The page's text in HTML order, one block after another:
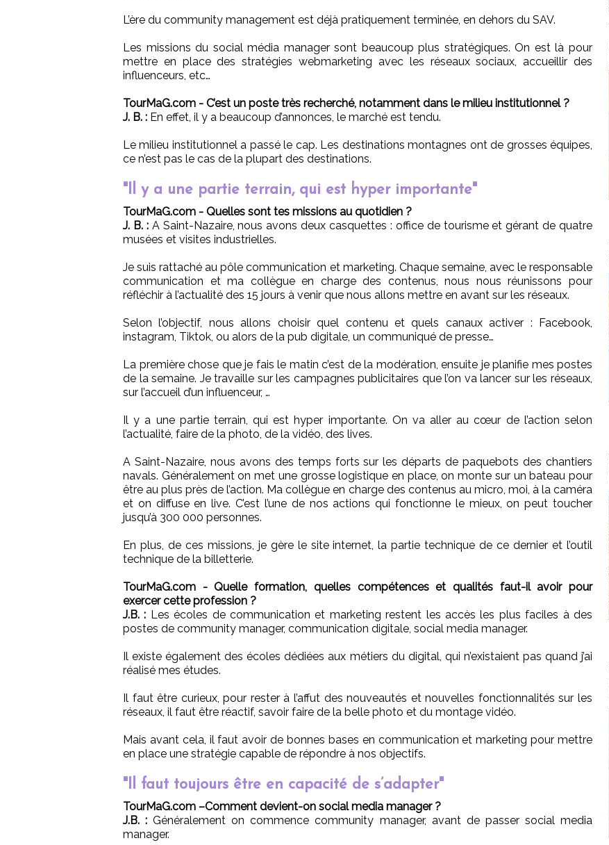
L’ère du community management est déjà pratiquement terminée, en dehors du SAV.
Les missions du social média manager sont beaucoup plus stratégiques. On est là pour
mettre en place des stratégies webmarketing avec les réseaux sociaux, accueillir des
influenceurs, etc…
TourMaG.com - C’est un poste très recherché, notamment dans le milieu institutionnel ?
J. B. : En effet, il y a beaucoup d’annonces, le marché est tendu.
Le milieu institutionnel a passé le cap. Les destinations montagnes ont de grosses équipes,
ce n’est pas le cas de la plupart des destinations.
"Il y a une partie terrain, qui est hyper importante"
TourMaG.com - Quelles sont tes missions au quotidien ?
J. B. : A Saint-Nazaire, nous avons deux casquettes : office de tourisme et gérant de quatre
musées et visites industrielles.
Je suis rattaché au pôle communication et marketing. Chaque semaine, avec le responsable
communication et ma collègue en charge des contenus, nous nous réunissons pour
réfléchir à l’actualité des 15 jours à venir que nous allons mettre en avant sur les réseaux.
Selon l’objectif, nous allons choisir quel contenu et quels canaux activer : Facebook,
instagram, Tiktok, ou alors de la pub digitale, un communiqué de presse…
La première chose que je fais le matin c’est de la modération, ensuite je planifie mes postes
de la semaine. Je travaille sur les campagnes publicitaires que l’on va lancer sur les réseaux,
sur l’accueil d’un influenceur, …
Il y a une partie terrain, qui est hyper importante. On va aller au cœur de l’action selon
l’actualité, faire de la photo, de la vidéo, des lives.
A Saint-Nazaire, nous avons des temps forts sur les départs de paquebots des chantiers
navals. Généralement on met une grosse logistique en place, on monte sur un bateau pour
être au plus près de l’action. Ma collègue en charge des contenus au micro, moi, à la caméra
et on diffuse en live. C’est l’une de nos actions qui fonctionne le mieux, on peut toucher
jusqu’à 300 000 personnes.
En plus, de ces missions, je gère le site internet, la partie technique de ce dernier et l’outil
technique de la billetterie.
TourMaG.com - Quelle formation, quelles compétences et qualités faut-il avoir pour
exercer cette profession ?
J.B. : Les écoles de communication et marketing restent les accès les plus faciles à des
postes de community manager, communication digitale, social media manager.
Il existe également des écoles dédiées aux métiers du digital, qui n’existaient pas quand j’ai
réalisé mes études.
Il faut être curieux, pour rester à l’affut des nouveautés et nouvelles fonctionnalités sur les
réseaux, il faut être réactif, savoir faire de la belle photo et du montage vidéo.
Mais avant cela, il faut avoir de bonnes bases en communication et marketing pour mettre
en place une stratégie capable de répondre à nos objectifs.
"Il faut toujours être en capacité de s’adapter"
TourMaG.com –Comment devient-on social media manager ?
J.B. :Généralement on commence community manager, avant de passer social media
manager.